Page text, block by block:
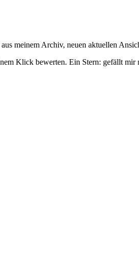
meinem Archiv, neuen aktuellen
Klick bewerten. Ein Stern: gefällt